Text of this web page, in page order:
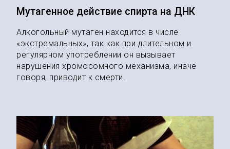
Мутагенное действие спирта на ДНК
Алкогольный мутаген находится в числе
«экстремальных», так как при длительном и
регулярном употреблении он вызывает
нарушения хромосомного механизма, иначе
говоря, приводит к смерти.